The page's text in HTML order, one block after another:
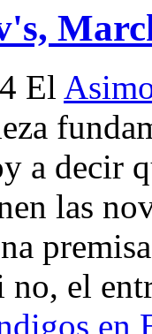
El
a decir
las
el
en